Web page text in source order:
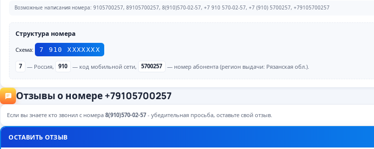
Возможные написания номера: 9105700257, 89105700257, 8(910)570-02-57, +7 910 570-02-57, +7 (910) 5700257, +79105700257
Структура номера
Схема: 7 910 ХХХХХХХ
7 — Россия, 910 — код мобильной сети, 5700257 — номер абонента (регион выдачи: Рязанская обл.).
Отзывы о номере +79105700257
Если вы знаете кто звонил с номера 8(910)570-02-57- убедительная просьба, оставьте свой отзыв.
ОСТАВИТЬ ОТЗЫВ